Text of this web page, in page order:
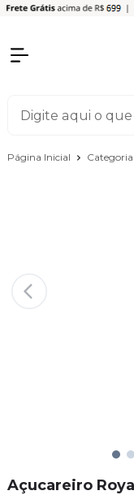
Página Inicial
Açucareiro